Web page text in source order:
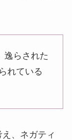
逸らされた
れている
、ネガティ